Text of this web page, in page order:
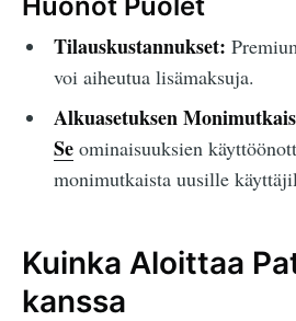
Tilauskustannukset:
voi aiheutua lisämaksuja.
Alkuasetuksen
Seominaisuuksien
monimutkaista uusille
Kuinka Aloittaa
kanssa